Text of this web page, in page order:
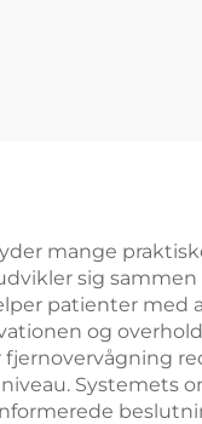
mange
sig
patienter med
og